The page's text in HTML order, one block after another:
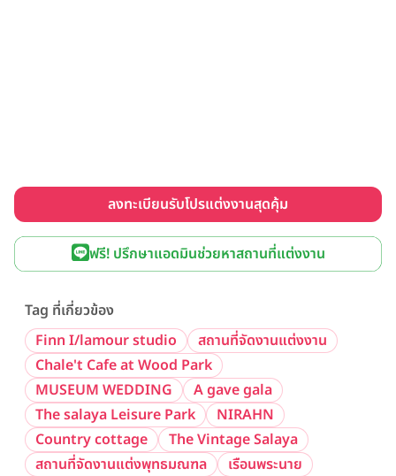
ลงทะเบียนรับโปรแต่งงานสุดคุ้ม
ฟรี! ปรึกษาแอดมินช่วยหาสถานที่แต่งงาน
Tag ที่เกี่ยวข้อง
Finn I/lamour studio
สถานที่จัดงานแต่งงาน
Chale't Cafe at Wood Park
MUSEUM WEDDING
A gave gala
The salaya Leisure Park
NIRAHN
Country cottage
The Vintage Salaya
สถานที่จัดงานแต่งพุทธมณฑล
เรือนพระนาย